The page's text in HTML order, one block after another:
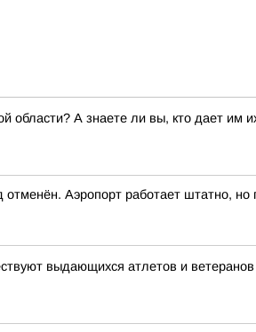
А знаете ли вы, кто дает им
Аэропорт работает штатно, но
выдающихся атлетов и ветеранов